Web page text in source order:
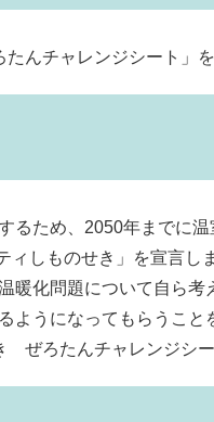
んチャレンジシート」
るため、2050年までに
ィしものせき」を宣言し
暖化問題について自ら考
ようになってもらうこ
ぜろたんチャレンジシ